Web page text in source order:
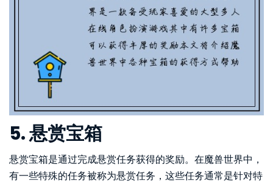
5. 悬赏宝箱
悬赏宝箱是通过完成悬赏任务获得的奖励。在魔兽世界中，
有一些特殊的任务被称为悬赏任务，这些任务通常是针对特